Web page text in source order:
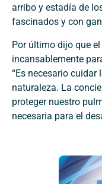
arribo y estadía de
fascinados y con
Por último dijo que el
incansablemente
“Es necesario cuidar
naturaleza. La
proteger nuestro
necesaria para el